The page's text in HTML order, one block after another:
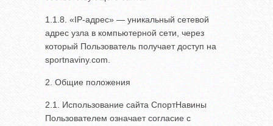
1.1.8. «IP-адрес» — уникальный сетевой
адрес узла в компьютерной сети, через
который Пользователь получает доступ на
sportnaviny.com.
2. Общие положения
2.1. Использование сайта СпортНавины
Пользователем означает согласие с